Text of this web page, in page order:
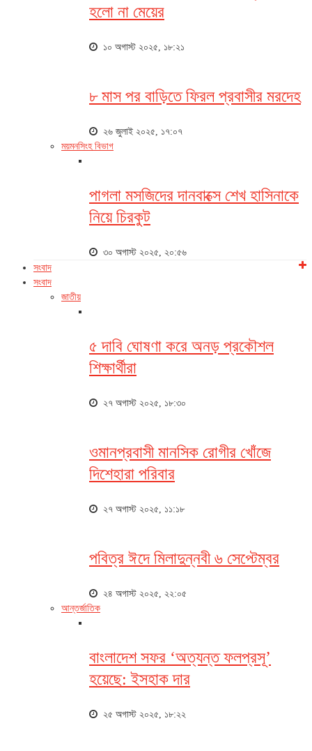
হলো না মেয়ের
১০ অগাস্ট ২০২৫, ১৮:২১
৮ মাস পর বাড়িতে ফিরল প্রবাসীর মরদেহ
২৬ জুলাই ২০২৫, ১৭:০৭
ময়মনসিংহ বিভাগ
পাগলা মসজিদের দানবাক্সে শেখ হাসিনাকে
নিয়ে চিরকুট
৩০ অগাস্ট ২০২৫, ২০:৫৬
সংবাদ
সংবাদ
জাতীয়
৫ দাবি ঘোষণা করে অনড় প্রকৌশল
শিক্ষার্থীরা
২৭ অগাস্ট ২০২৫, ১৮:৩০
ওমানপ্রবাসী মানসিক রোগীর খোঁজে
দিশেহারা পরিবার
২৭ অগাস্ট ২০২৫, ১১:১৮
পবিত্র ঈদে মিলাদুন্নবী ৬ সেপ্টেম্বর
২৪ অগাস্ট ২০২৫, ২২:০৫
আন্তর্জাতিক
বাংলাদেশ সফর ‘অত্যন্ত ফলপ্রসূ’
হয়েছে: ইসহাক দার
২৫ অগাস্ট ২০২৫, ১৮:২২